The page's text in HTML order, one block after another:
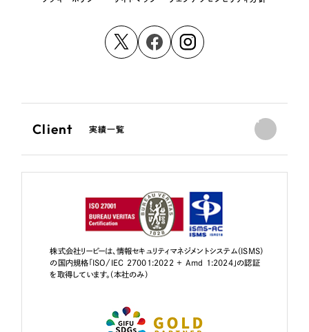
Client 実績一覧
株式会社リーピーは、情報セキュリティマネジメントシステム（ISMS）
の国内規格「ISO/IEC 27001:2022 + Amd 1:2024」の認証
を取得しています。（本社のみ）